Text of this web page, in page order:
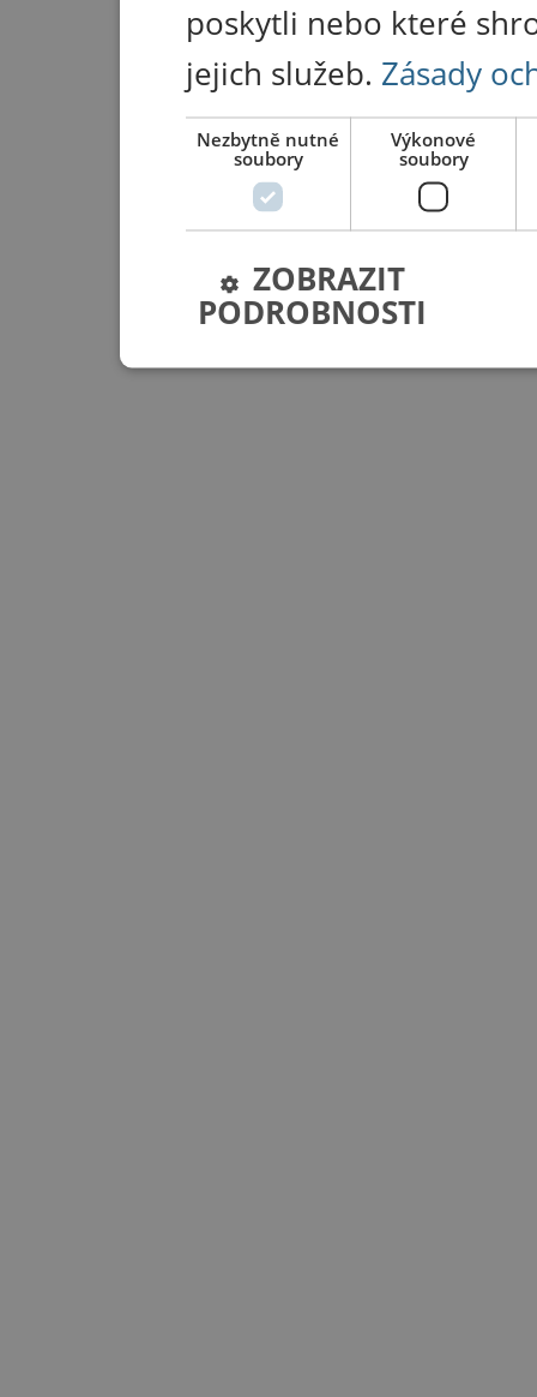
poskytli nebo které
jejich služeb. Zásady
Nezbytně nutné
soubory
Výkonové
soubory
ZOBRAZIT
PODROBNOSTI